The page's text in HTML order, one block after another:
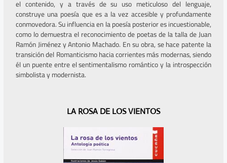
el contenido, y a través de su uso meticuloso del lenguaje,
construye una poesía que es a la vez accesible y profundamente
conmovedora. Su influencia en la poesía posterior es incuestionable,
como lo demuestra el reconocimiento de poetas de la talla de Juan
Ramón Jiménez y Antonio Machado. En su obra, se hace patente la
transición del Romanticismo hacia corrientes más modernas, siendo
él un puente entre el sentimentalismo romántico y la introspección
simbolista y modernista.
LA ROSA DE LOS VIENTOS